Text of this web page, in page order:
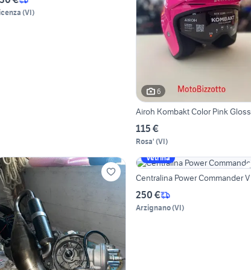
(VI)
6
Airoh Kombakt Color Pink Gloss
115 €
Rosa' (VI)
Vetrina
Centralina Power Commander V
250 €
Arzignano(VI)